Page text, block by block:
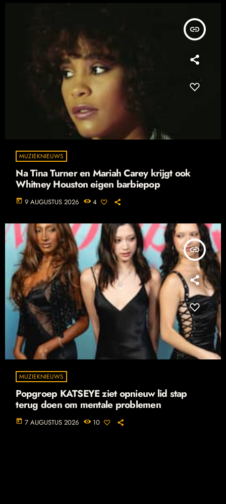
insert_link
MUZIEKNIEUWS
Na Tina Turner en Mariah Carey krijgt ook
Whitney Houston eigen barbiepop
today 9 AUGUSTUS 2026 4
insert_link
MUZIEKNIEUWS
Popgroep KATSEYE ziet opnieuw lid stap
terug doen om mentale problemen
today 7 AUGUSTUS 2026 10